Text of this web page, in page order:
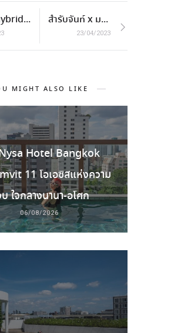
รีวิว Staybridge Suites Bangkok Sukhumvit สํารับจันท์ x มหัศจันท์แห่งรสชาติ
23/04/2023
MIGHT ALSO LIKE
Hotel Bangkok
11 โอเอซิสแห่งความ
ใจกลางนานา-อโศก
06/08/2026